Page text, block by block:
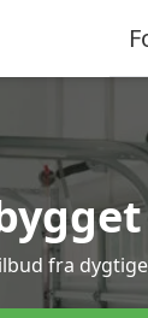
fra